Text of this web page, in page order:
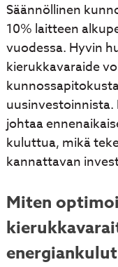
Säännöllinen
10% laitteen
vuodessa. Hyvin
kierukkavaraide
johtaa
kuluttua, mikä
kannattavan
Miten